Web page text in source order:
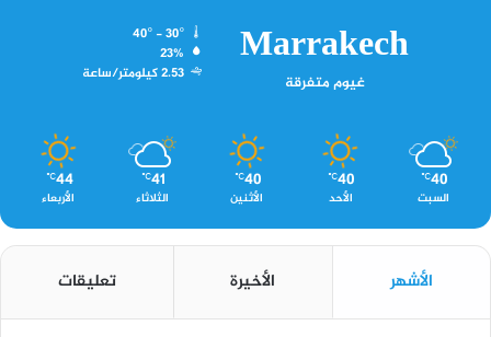
Marrakech
غيوم متفرقة
23%
2.53 كيلومتر/ساعة
40
℃
السبت
40
℃
الأحد
40
℃
الأثنين
41
℃
الثلاثاء
44
℃
الأربعاء
الأشهر الأخيرة تعليقات